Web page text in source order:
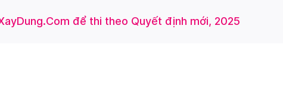
để thi theo Quyết định mới, 2025